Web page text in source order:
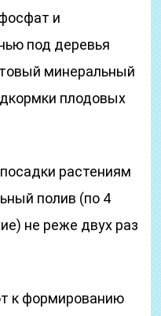
и
под деревья
минеральный
плодовых
растениям
полив (по 4
не реже двух раз
к формированию